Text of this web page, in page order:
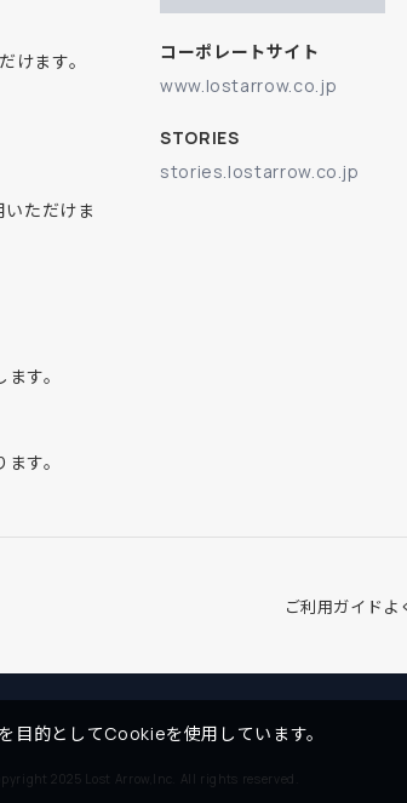
けます。
ただけま
す。
す。
コーポレートサイト
www.lostarrow.co.jp
STORIES
stories.lostarrow.co.jp
ご利用ガイド よ
2025 Lost Arrow,Inc. All rights reserved.
目的としてCookieを使用しています。